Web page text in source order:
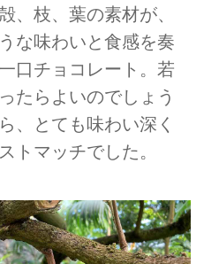
、枝、葉の素材が、
な味わいと食感を奏
口チョコレート。若
たらよいのでしょう
、とても味わい深く
トマッチでした。